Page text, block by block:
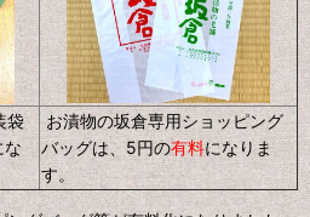
袋
な
お漬物の坂倉専用ショッピング
バッグは、5円の有料になりま
す。